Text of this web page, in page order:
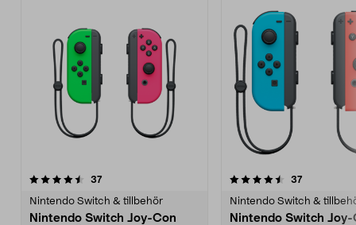
37recensioner
Nintendo Switch & tillbehör
Nintendo Switch Joy-Con
4.5av 5 stjärnor 37recensioner
Nintendo Switch &
Nintendo Switch Joy-
4.5av 5 stjärnor